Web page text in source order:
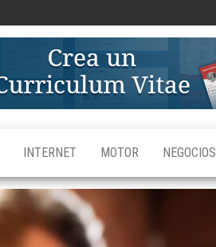
INTERNET MOTOR NEGOCIOS